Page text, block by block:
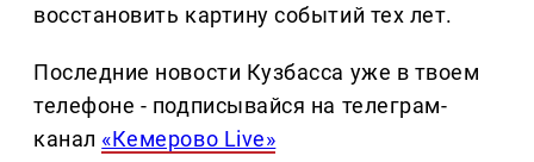
восстановить картину событий тех лет.
Последние новости Кузбасса уже в твоем
телефоне - подписывайся на телеграм-
канал «Кемерово Live»